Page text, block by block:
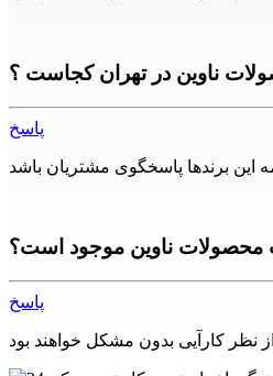
ناوین در تهران کجاست ؟
پاسخ
محصولات ناوین موجود است؟
پاسخ